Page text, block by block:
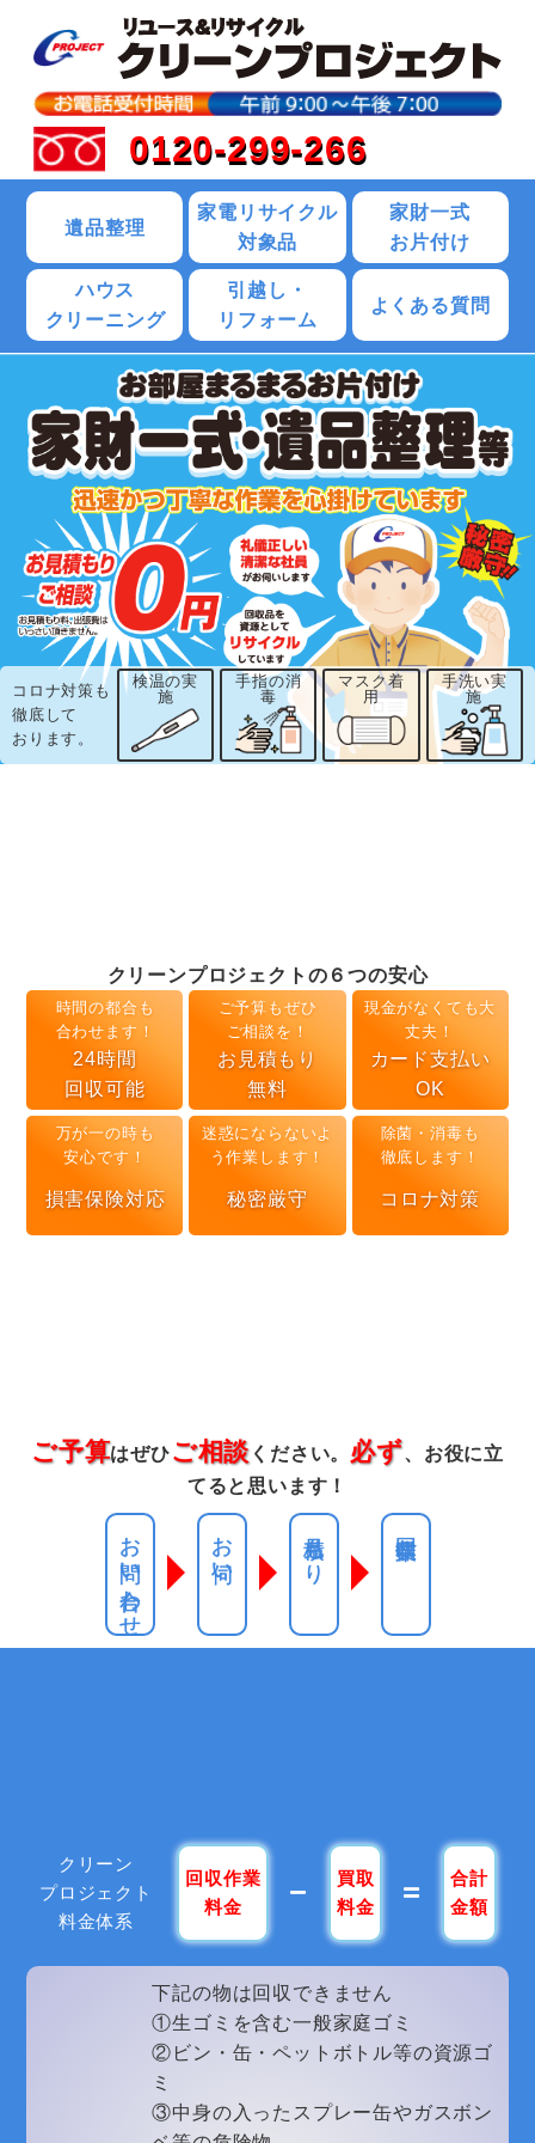
0120-299-266
遺品整理
家電リサイクル
対象品
家財一式
お片付け
ハウス
クリーニング
引越し・
リフォーム
よくある質問
コロナ対策も
徹底して
おります。
検温の実
施
手指の消
毒
マスク着
用
手洗い実
施
クリーンプロジェクトの６つの安心
時間の都合も
合わせます！
24時間
回収可能
ご予算もぜひ
ご相談を！
お見積もり
無料
現金がなくても大
丈夫！
カード支払い
OK
万が一の時も
安心です！
損害保険対応
迷惑にならないよ
う作業します！
秘密厳守
除菌・消毒も
徹底します！
コロナ対策
ご予算はぜひご相談 ください。 必ず、お役に立
てると思います！
お問い合わせ お伺い 見積もり
クリーン
プロジェクト
料金体系
回収作業
料金
買取
料金
合計
金額
下記の物は回収できません
①生ゴミを含む一般家庭ゴミ
②ビン・缶・ペットボトル等の資源ゴ
ミ
③中身の入ったスプレー缶やガスボン